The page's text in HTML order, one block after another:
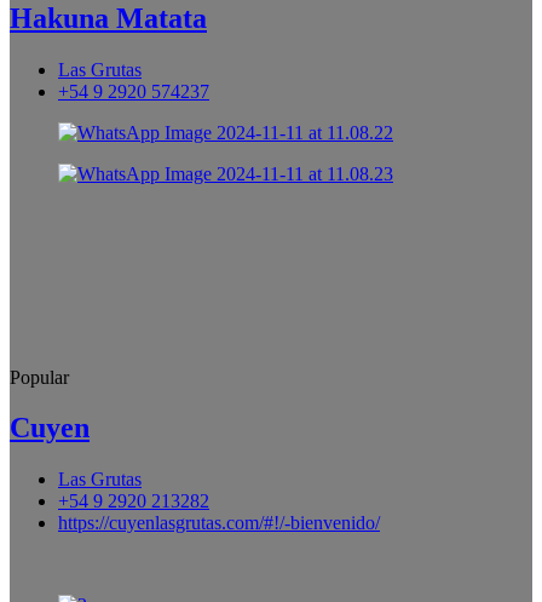
Hakuna Matata
Las Grutas
+54 9 2920 574237
Popular
Cuyen
Las Grutas
+54 9 2920 213282
https://cuyenlasgrutas.com/#!/-bienvenido/